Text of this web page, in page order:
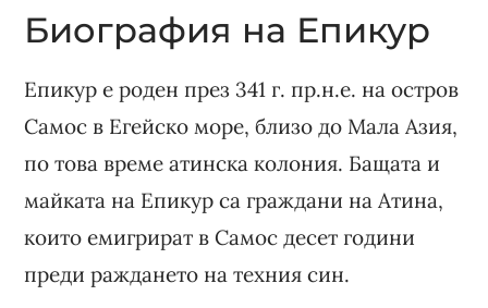
Биография на Епикур
Епикур е роден през 341 г. пр.н.е. на остров
Самос в Егейско море, близо до Мала Азия,
по това време атинска колония. Бащата и
майката на Епикур са граждани на Атина,
които емигрират в Самос десет години
преди раждането на техния син.